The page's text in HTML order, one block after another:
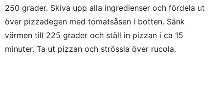
250 grader. Skiva upp alla ingredienser och fördela ut
över pizzadegen med tomatsåsen i botten. Sänk
värmen till 225 grader och ställ in pizzan i ca 15
minuter. Ta ut pizzan och strössla över rucola.